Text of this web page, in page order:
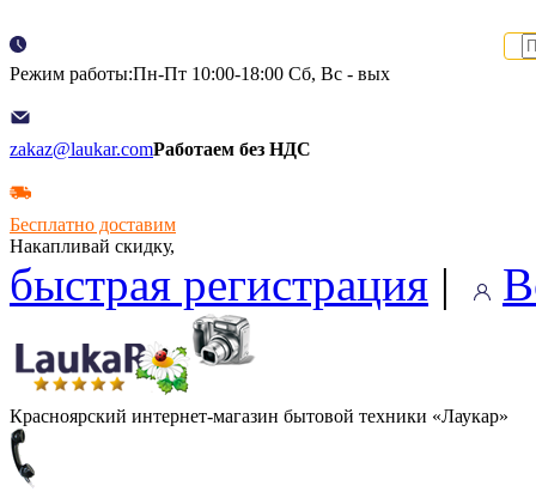
Режим работы:Пн-Пт 10:00-18:00 Сб, Вс - вых
zakaz@laukar.comРаботаем без НДС
Бесплатно доставим
Накапливай скидку,
быстрая регистрация |
Красноярский интернет-магазин бытовой техники «Лаукар»